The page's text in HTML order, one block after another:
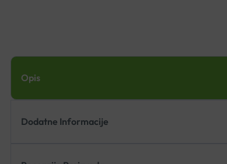
Opis
Dodatne Informacije